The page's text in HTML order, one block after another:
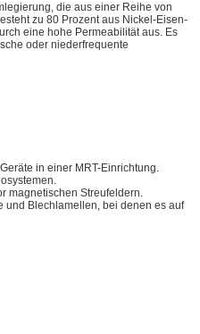
die aus einer Reihe von
zu 80 Prozent aus Nickel-Eisen-
eine hohe Permeabilität aus. Es
oder niederfrequente
in einer MRT-Einrichtung.
magnetischen Streufeldern.
und Blechlamellen, bei denen es auf